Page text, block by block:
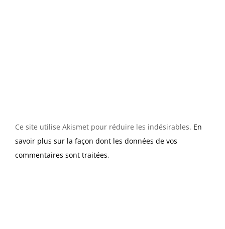
Ce site utilise Akismet pour réduire les indésirables. En
savoir plus sur la façon dont les données de vos
commentaires sont traitées.